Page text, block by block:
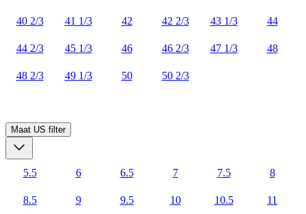
40 2/3 41 1/3 42 42 2/3 43 1/3 44
44 2/3 45 1/3 46 46 2/3 47 1/3 48
48 2/3 49 1/3 50 50 2/3
Maat US filter
5.5 6 6.5 7 7.5 8
8.5 9 9.5 10 10.5 11